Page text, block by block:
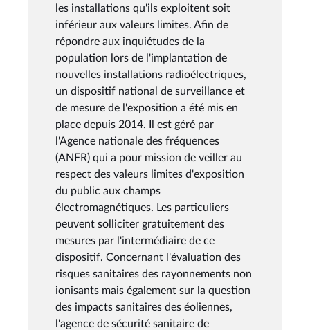
les installations qu'ils exploitent soit
inférieur aux valeurs limites. Afin de
répondre aux inquiétudes de la
population lors de l'implantation de
nouvelles installations radioélectriques,
un dispositif national de surveillance et
de mesure de l'exposition a été mis en
place depuis 2014. Il est géré par
l'Agence nationale des fréquences
(ANFR) qui a pour mission de veiller au
respect des valeurs limites d'exposition
du public aux champs
électromagnétiques. Les particuliers
peuvent solliciter gratuitement des
mesures par l'intermédiaire de ce
dispositif. Concernant l'évaluation des
risques sanitaires des rayonnements non
ionisants mais également sur la question
des impacts sanitaires des éoliennes,
l'agence de sécurité sanitaire de